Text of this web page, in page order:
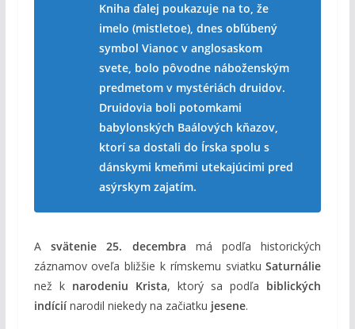
Kniha ďalej poukazuje na to, že
imelo (mistletoe), dnes obľúbený
symbol Vianoc v anglosaskom
svete, bolo pôvodne náboženským
predmetom v mystériách druidov.
Druidovia boli potomkami
babylonských Baálových kňazov,
ktorí sa dostali do Írska spolu s
dánskymi kmeňmi utekajúcimi pred
asýrskym zajatím.
A svätenie 25. decembra má podľa historických
záznamov oveľa bližšie k rímskemu sviatkuSaturnálie
než k narodeniu Krista, ktorý sa podľa biblických
indíciínarodil niekedy na začiatku jesene.